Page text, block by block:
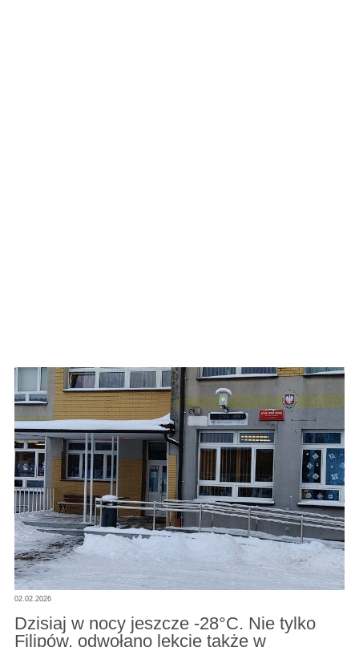
02.02.2026
Dzisiaj w nocy jeszcze -28°C. Nie tylko
Filipów, odwołano lekcje także w